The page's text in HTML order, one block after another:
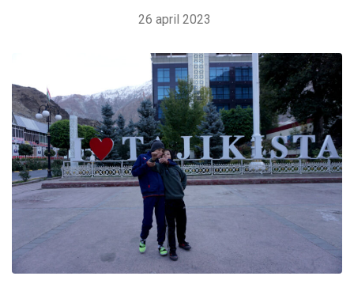
26 april 2023